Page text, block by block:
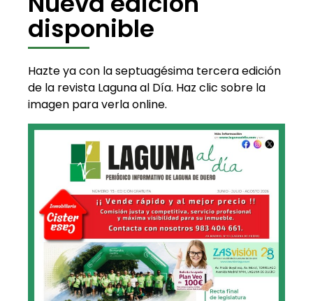
disponible
Hazte ya con la septuagésima tercera edición
de la revista Laguna al Día. Haz clic sobre la
imagen para verla online.